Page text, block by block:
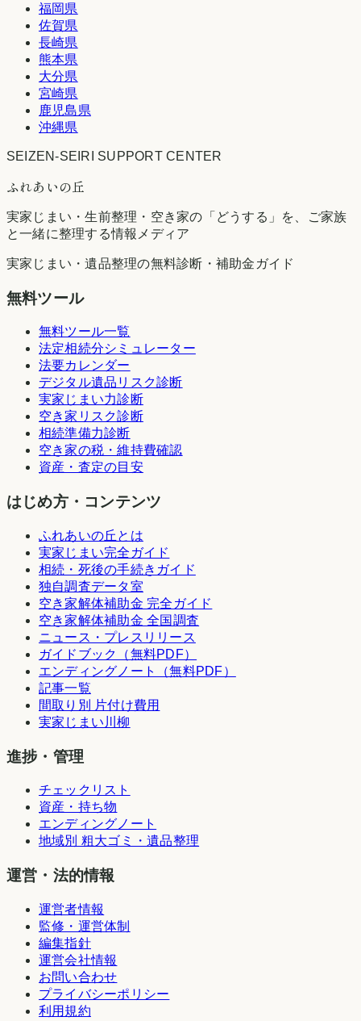
福岡県
佐賀県
長崎県
熊本県
大分県
宮崎県
鹿児島県
沖縄県
SEIZEN-SEIRI SUPPORT CENTER
ふれあいの丘
実家じまい・生前整理・空き家の「どうする」を、ご家族
と一緒に整理する情報メディア
実家じまい・遺品整理の無料診断・補助金ガイド
無料ツール
無料ツール一覧
法定相続分シミュレーター
法要カレンダー
デジタル遺品リスク診断
実家じまい力診断
空き家リスク診断
相続準備力診断
空き家の税・維持費確認
資産・査定の目安
はじめ方・コンテンツ
ふれあいの丘とは
実家じまい完全ガイド
相続・死後の手続きガイド
独自調査データ室
空き家解体補助金 完全ガイド
空き家解体補助金 全国調査
ニュース・プレスリリース
ガイドブック（無料PDF）
エンディングノート（無料PDF）
記事一覧
間取り別 片付け費用
実家じまい川柳
進捗・管理
チェックリスト
資産・持ち物
エンディングノート
地域別 粗大ゴミ・遺品整理
運営・法的情報
運営者情報
監修・運営体制
編集指針
運営会社情報
お問い合わせ
プライバシーポリシー
利用規約